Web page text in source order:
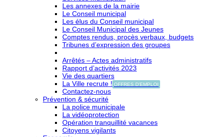
Les annexes de la mairie
Le Conseil municipal
Les élus du Conseil municipal
Le Conseil Municipal des Jeunes
Comptes rendus, procès verbaux, budgets
Tribunes d’expression des groupes
Arrêtés – Actes administratifs
Rapport d’activités 2023
Vie des quartiers
La Ville recrute ! OFFRES D'EMPLOI
Contactez-nous
Prévention & sécurité
La police municipale
La vidéoprotection
Opération tranquillité vacances
Citoyens vigilants